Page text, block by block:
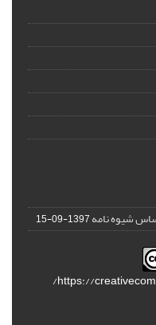
شیوه نامه1397-09-15
https://